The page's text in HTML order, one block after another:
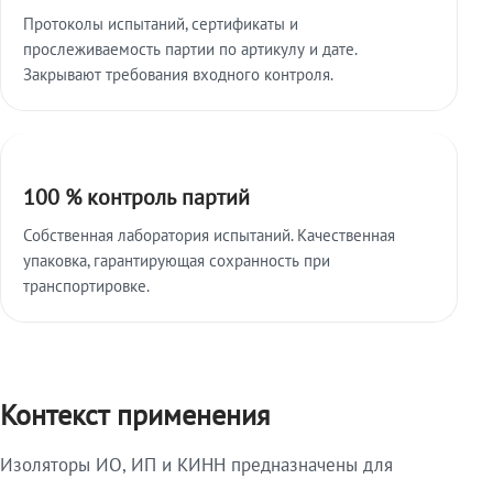
Протоколы испытаний, сертификаты и
прослеживаемость партии по артикулу и дате.
Закрывают требования входного контроля.
100 % контроль партий
Собственная лаборатория испытаний. Качественная
упаковка, гарантирующая сохранность при
транспортировке.
Контекст применения
Изоляторы ИО, ИП и КИНН предназначены для